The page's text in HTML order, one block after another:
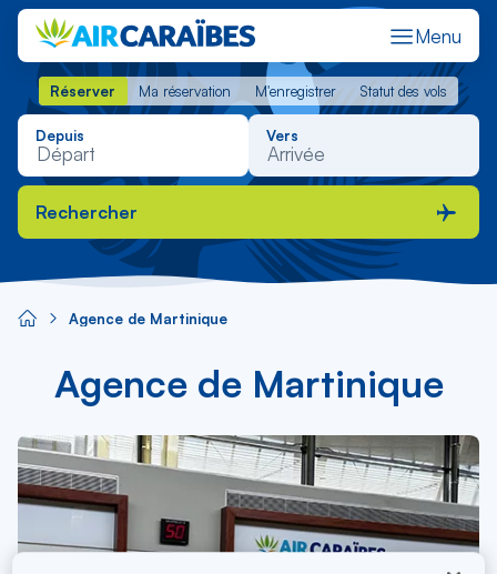
Menu
Réserver Ma réservation M'enregistrer Statut des vols
Réserver Ma réservation M'enregistrer Statut des vols
Depuis Vers
Rechercher
Agence de Martinique
Agence de Martinique